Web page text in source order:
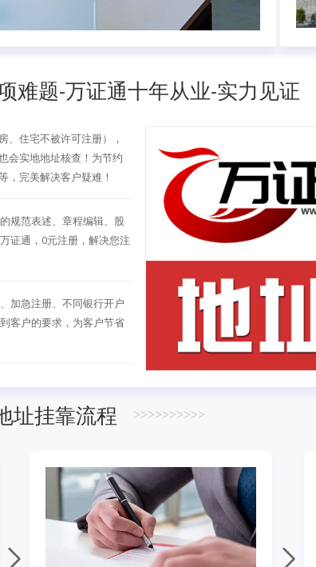
难题-万证通十年从业-实力见证
、住宅不被许可注册），
会实地地址核查！为节约
，完美解决客户疑难！
规范表述、章程编辑、股
证通，0元注册，解决您注
加急注册、不同银行开户
客户的要求，为客户节省
址挂靠流程 >>>>>>>>>>